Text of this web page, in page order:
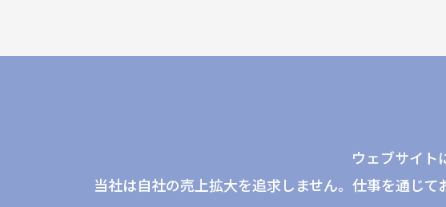
ウェブサイト
当社は自社の売上拡大を追求しません。仕事を通じ